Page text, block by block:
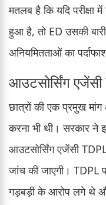
मतलब है कि यदि परीक्षा
हुआ है, तो ED उसकी
अनियमितताओं का
आउटसोर्सिंग
छात्रों की एक प्रमुख मांग
करना भी थी। सरकार ने
आउटसोर्सिंग एजेंसी TDPL
जांच की जाएगी। TDPL
गड़बड़ी के आरोप लगे थे